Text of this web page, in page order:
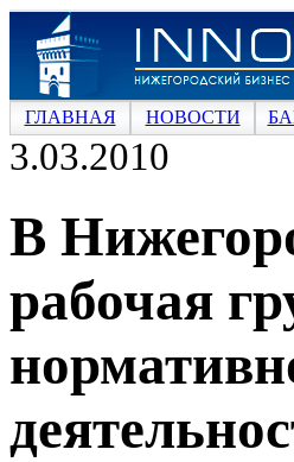
ГЛАВНАЯ НОВОСТИ
3.03.2010
В
рабочая